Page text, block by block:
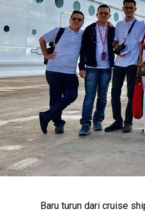
Baru turun dari cruise